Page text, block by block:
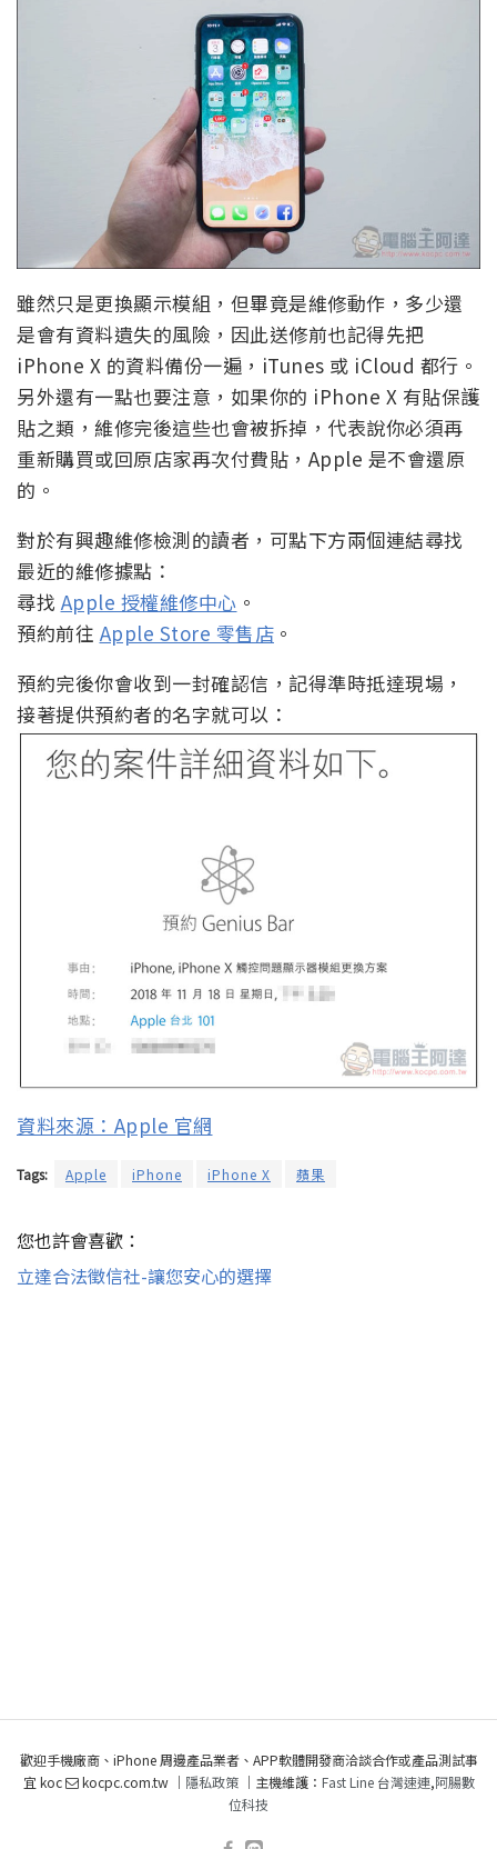
雖然只是更換顯示模組，但畢竟是維修動作，多少還
是會有資料遺失的風險，因此送修前也記得先把
iPhone X 的資料備份一遍，iTunes 或 iCloud 都行。
另外還有一點也要注意，如果你的 iPhone X 有貼保護
貼之類，維修完後這些也會被拆掉，代表說你必須再
重新購買或回原店家再次付費貼，Apple 是不會還原
的。
對於有興趣維修檢測的讀者，可點下方兩個連結尋找
最近的維修據點：
尋找 Apple 授權維修中心 。
預約前往 Apple Store 零售店 。
預約完後你會收到一封確認信，記得準時抵達現場，
接著提供預約者的名字就可以：
資料來源：Apple 官網
Tags: Apple iPhone iPhone X 蘋果
您也許會喜歡：
立達合法徵信社-讓您安心的選擇
歡迎手機廠商、iPhone 周邊產品業者、APP軟體開發商洽談合作或產品測試事
宜 koc
kocpc.com.tw ｜ 隱私政策｜主機維護： Fast Line 台灣速連,阿腸數
位科技